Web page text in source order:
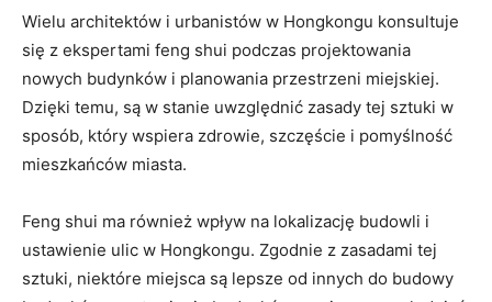
Wielu architektów i urbanistów w Hongkongu konsultuje⁤
się z ekspertami feng shui podczas ‌projektowania‌
nowych budynków i planowania przestrzeni miejskiej.
⁣Dzięki temu, są‌ w ⁤stanie uwzględnić ⁢zasady tej sztuki w
⁤sposób, ‍który wspiera zdrowie, szczęście i pomyślność
mieszkańców ⁢miasta.
Feng shui ma również wpływ na ⁤lokalizację budowli i
ustawienie ulic w Hongkongu. Zgodnie ‌z zasadami tej
sztuki, niektóre miejsca są lepsze od innych do budowy